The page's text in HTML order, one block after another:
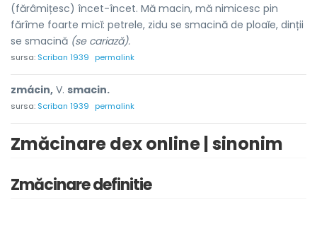
(fărâmițesc) încet-încet. Mă macin, mă nimicesc pin
fărîme foarte micĭ: petrele, zidu se smacină de ploaĭe, dinții
se smacină (se cariază).
sursa: Scriban 1939 permalink
zmácin, V. smacin.
sursa: Scriban 1939 permalink
Zmăcinare dex online | sinonim
Zmăcinare definitie